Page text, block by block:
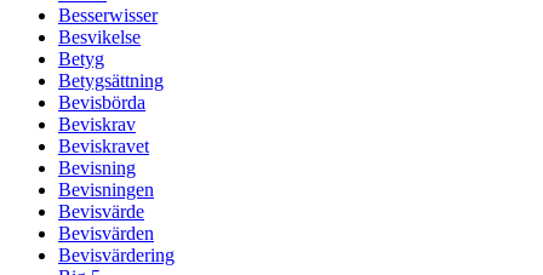
Besserwisser
Besvikelse
Betyg
Betygsättning
Bevisbörda
Beviskrav
Beviskravet
Bevisning
Bevisningen
Bevisvärde
Bevisvärden
Bevisvärdering